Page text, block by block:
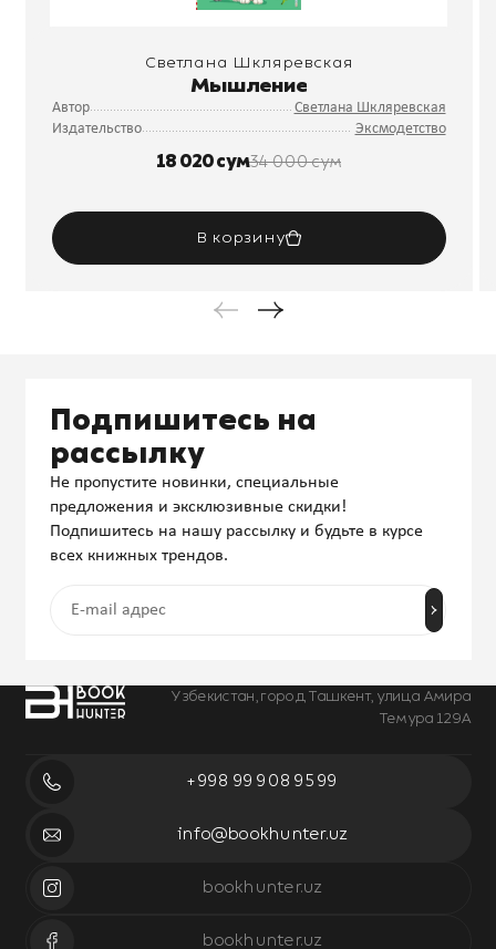
Светлана Шкляревская
Мышление
Автор
Светлана Шкляревская
Издательство
Эксмодетство
18 020 сум34 000 сум
В корзину
Узбекистан, город Ташкент, улица Амира
Темура 129А
+998 99 908 95 99
info@bookhunter.uz
bookhunter.uz
bookhunter.uz
Подпишитесь на
рассылку
Не пропустите новинки, специальные
предложения и эксклюзивные скидки!
Подпишитесь на нашу рассылку и будьте в курсе
всех книжных трендов.